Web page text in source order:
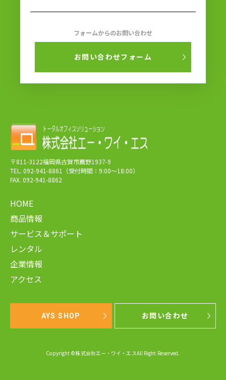
フォームからのお問い合わせ
お問い合わせフォーム
〒811-3122福岡県古賀市薦野1937-9
TEL. 092-941-8861（受付時間：9:00～18:00）
FAX. 092-941-8862
HOME
商品情報
サービス＆サポート
レンタル
企業情報
アクセス
AYS SHOP お問い合わせ
Copyright ©株式会社エー・ワイ・エスAll Right Reserved.